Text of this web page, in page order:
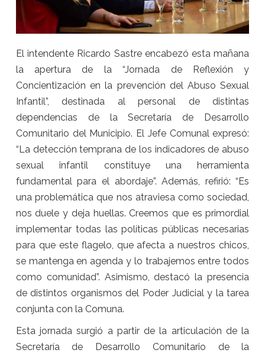
El intendente Ricardo Sastre encabezó esta mañana
la apertura de la “Jornada de Reflexión y
Concientización en la prevención del Abuso Sexual
Infantil”, destinada al personal de distintas
dependencias de la Secretaría de Desarrollo
Comunitario del Municipio. El Jefe Comunal expresó:
“La detección temprana de los indicadores de abuso
sexual infantil constituye una herramienta
fundamental para el abordaje”. Además, refirió: “Es
una problemática que nos atraviesa como sociedad,
nos duele y deja huellas. Creemos que es primordial
implementar todas las políticas públicas necesarias
para que este flagelo, que afecta a nuestros chicos,
se mantenga en agenda y lo trabajemos entre todos
como comunidad”. Asimismo, destacó la presencia
de distintos organismos del Poder Judicial y la tarea
conjunta con la Comuna.
Esta jornada surgió a partir de la articulación de la
Secretaría de Desarrollo Comunitario de la